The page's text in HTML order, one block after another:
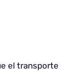
el transporte